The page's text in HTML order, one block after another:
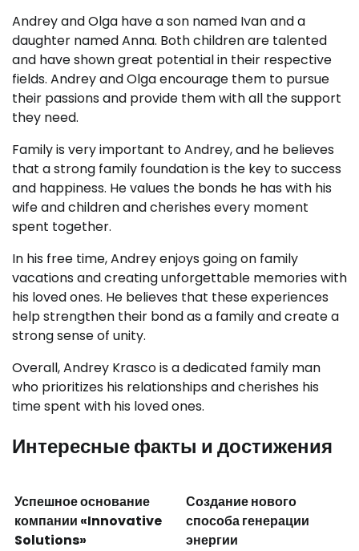
Andrey and Olga have a son named Ivan and a
daughter named Anna. Both children are talented
and have shown great potential in their respective
fields. Andrey and Olga encourage them to pursue
their passions and provide them with all the support
they need.
Family is very important to Andrey, and he believes
that a strong family foundation is the key to success
and happiness. He values the bonds he has with his
wife and children and cherishes every moment
spent together.
In his free time, Andrey enjoys going on family
vacations and creating unforgettable memories with
his loved ones. He believes that these experiences
help strengthen their bond as a family and create a
strong sense of unity.
Overall, Andrey Krasco is a dedicated family man
who prioritizes his relationships and cherishes his
time spent with his loved ones.
Интересные факты и достижения
Успешное основание
компании «Innovative
Solutions»
Создание нового
способа генерации
энергии